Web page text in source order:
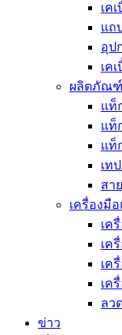
เค
แถ
อุป
เค
ผลิตภัณฑ์
แท็
แท็
แท็
เท
สา
เครื่องมื
เค
เค
เค
เค
ลว
ข่าว